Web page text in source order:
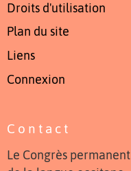
Droits d'utilisation
Plan du site
Liens
Connexion
Contact
Le Congrès permanent